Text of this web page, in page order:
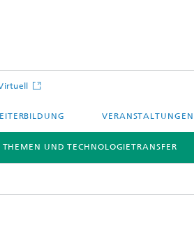
VERANSTALTUNGEN
THEMEN UND TECHNOLOGIETRANSFER